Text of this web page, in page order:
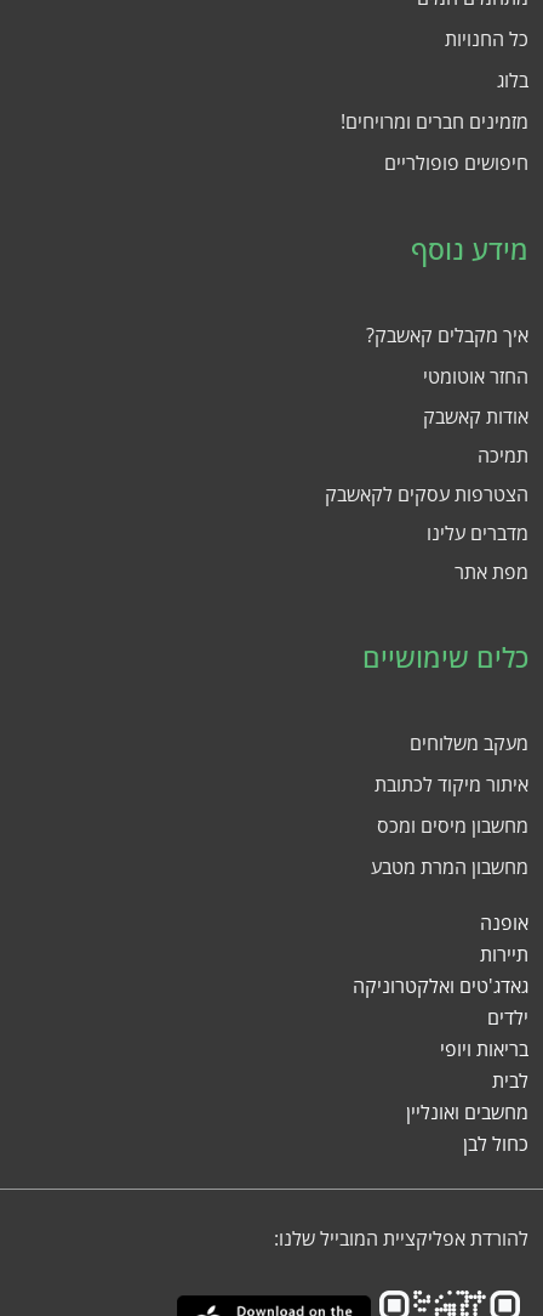
כל החנויות
בלוג
מזמינים חברים ומרויחים!
חיפושים פופולריים
מידע נוסף
איך מקבלים קאשבק?
החזר אוטומטי
אודות קאשבק
תמיכה
הצטרפות עסקים לקאשבק
מדברים עלינו
מפת אתר
כלים שימושיים
מעקב משלוחים
איתור מיקוד לכתובת
מחשבון מיסים ומכס
מחשבון המרת מטבע
אופנה
תיירות
גאדג'טים ואלקטרוניקה
ילדים
בריאות ויופי
לבית
מחשבים ואונליין
כחול לבן
להורדת אפליקציית המובייל שלנו: